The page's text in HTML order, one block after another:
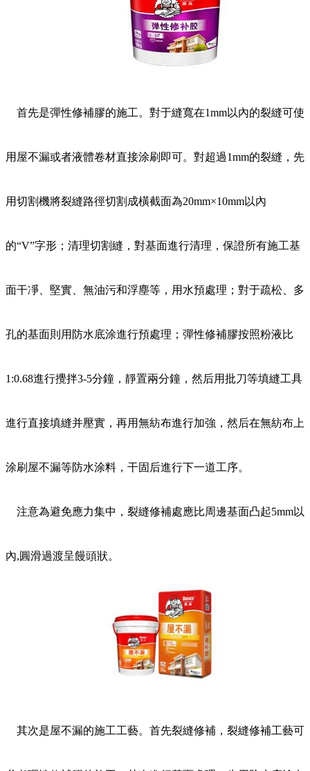
首先是彈性修補膠的施工。對于縫寬在1mm以內的裂縫可使
用屋不漏或者液體卷材直接涂刷即可。對超過1mm的裂縫，先
用切割機將裂縫路徑切割成橫截面為20mm×10mm以內
的“V”字形；清理切割縫，對基面進行清理，保證所有施工基
面干凈、堅實、無油污和浮塵等，用水預處理；對于疏松、多
孔的基面則用防水底涂進行預處理；彈性修補膠按照粉液比
1:0.68進行攪拌3-5分鐘，靜置兩分鐘，然后用批刀等填縫工具
進行直接填縫并壓實，再用無紡布進行加強，然后在無紡布上
涂刷屋不漏等防水涂料，干固后進行下一道工序。
注意為避免應力集中，裂縫修補處應比周邊基面凸起5mm以
內,圓滑過渡呈饅頭狀。
其次是屋不漏的施工工藝。首先裂縫修補，裂縫修補工藝可